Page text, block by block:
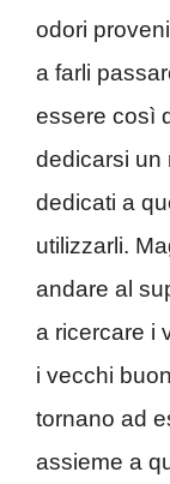
odori
a farli
essere così
dedicarsi un
dedicati a
utilizzarli.
andare al
a ricercare i
i vecchi
tornano ad
assieme a